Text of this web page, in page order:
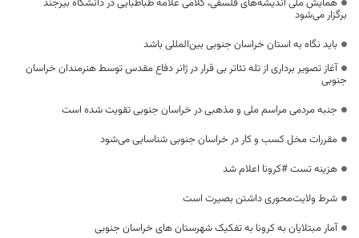
همایش ملی اندیشه‌های فلسفی، کلامی علامه طباطبایی در دانشگاه بیرجند
برگزار می‌شود
باید نگاه به استان خراسان جنوبی بین‌المللی باشد
آغاز تصویر برداری از تله تئاتر بی قرار در ژانر دفاع مقدس توسط هنرمندان خراسان
جنوبی
جنبه مردمی مراسم ملی و مذهبی در خراسان جنوبی تقویت شده است
مقررات مخل کسب و کار در خراسان جنوبی شناسایی می‌شود
هزینه تست #کرونا اعلام شد
شرط ولایت‌محوری داشتن بصیرت است
آمار مبتلایان به کرونا به تفکیک شهرستان های خراسان جنوبی